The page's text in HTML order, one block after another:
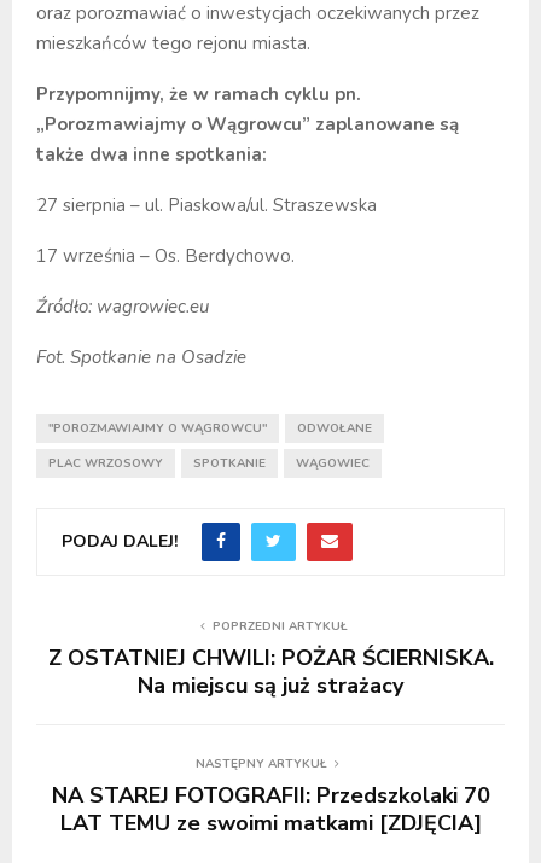
oraz porozmawiać o inwestycjach oczekiwanych przez
mieszkańców tego rejonu miasta.
Przypomnijmy, że w ramach cyklu pn.
„Porozmawiajmy o Wągrowcu” zaplanowane są
także dwa inne spotkania:
27 sierpnia – ul. Piaskowa/ul. Straszewska
17 września – Os. Berdychowo.
Źródło: wagrowiec.eu
Fot. Spotkanie na Osadzie
"POROZMAWIAJMY O WĄGROWCU" ODWOŁANE
PLAC WRZOSOWY SPOTKANIE WĄGOWIEC
PODAJ DALEJ!
POPRZEDNI ARTYKUŁ
Z OSTATNIEJ CHWILI: POŻAR ŚCIERNISKA.
Na miejscu są już strażacy
NASTĘPNY ARTYKUŁ
NA STAREJ FOTOGRAFII: Przedszkolaki 70
LAT TEMU ze swoimi matkami [ZDJĘCIA]